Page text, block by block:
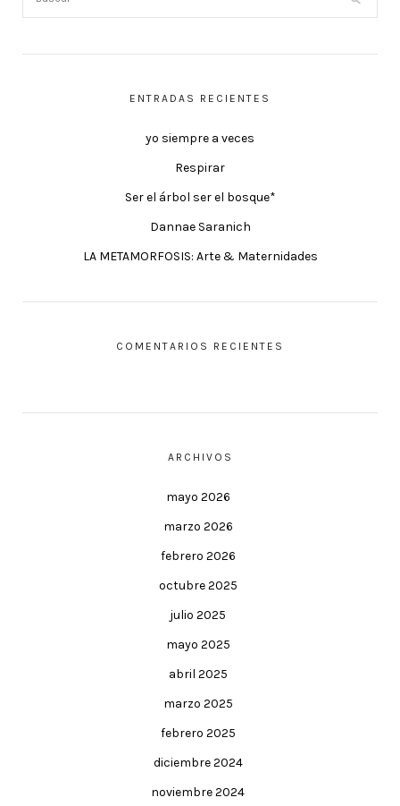
ENTRADAS RECIENTES
yo siempre a veces
Respirar
Ser el árbol ser el bosque*
Dannae Saranich
LA METAMORFOSIS: Arte & Maternidades
COMENTARIOS RECIENTES
ARCHIVOS
mayo 2026
marzo 2026
febrero 2026
octubre 2025
julio 2025
mayo 2025
abril 2025
marzo 2025
febrero 2025
diciembre 2024
noviembre 2024